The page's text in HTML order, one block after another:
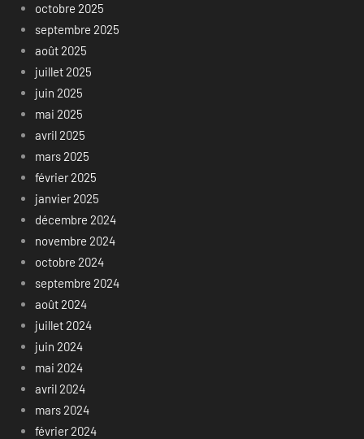
octobre 2025
septembre 2025
août 2025
juillet 2025
juin 2025
mai 2025
avril 2025
mars 2025
février 2025
janvier 2025
décembre 2024
novembre 2024
octobre 2024
septembre 2024
août 2024
juillet 2024
juin 2024
mai 2024
avril 2024
mars 2024
février 2024